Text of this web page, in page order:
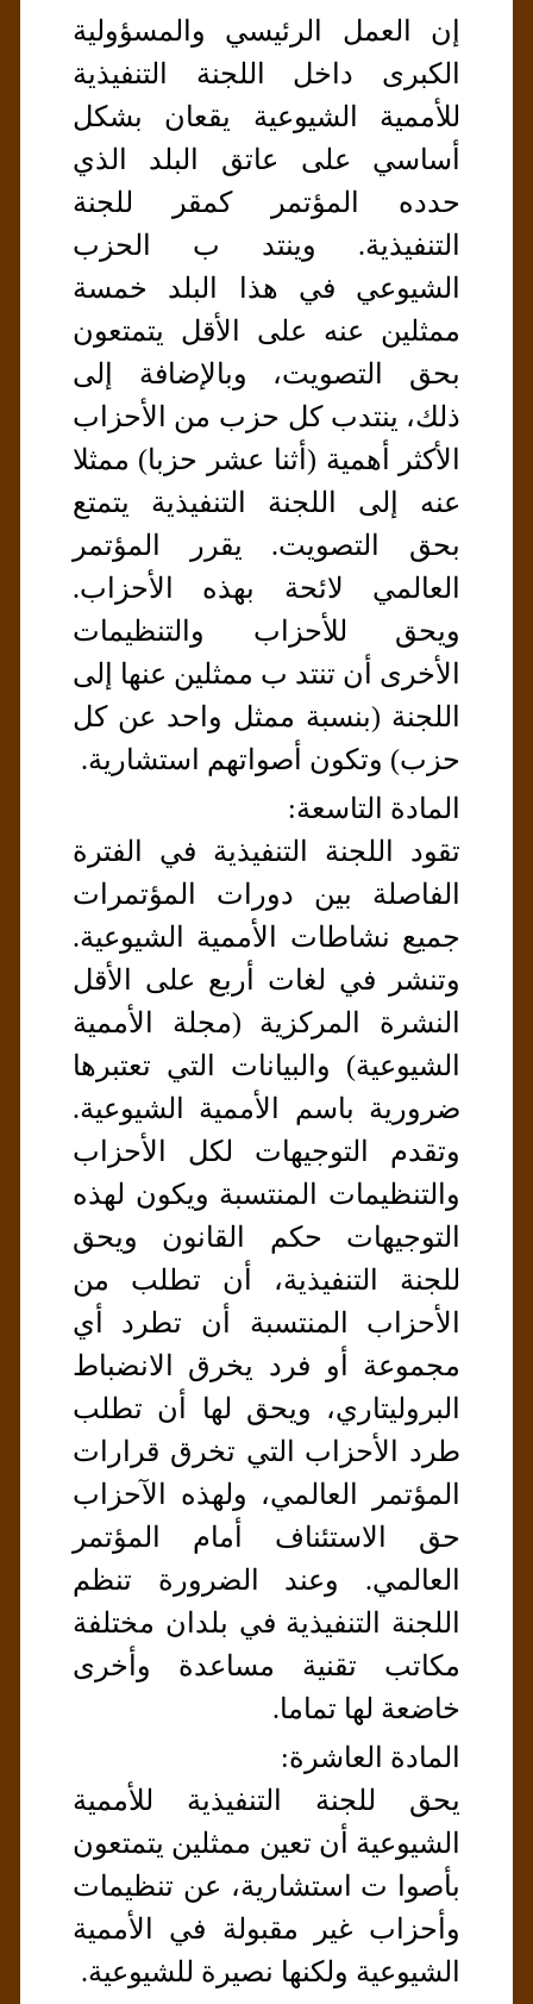
إن العمل الرئيسي والمسؤولية
الكبرى داخل اللجنة التنفيذية
للأممية الشيوعية يقعان بشكل
أساسي على عاتق البلد الذي
حدده المؤتمر كمقر للجنة
التنفيذية. وينتد ب الحزب
الشيوعي في هذا البلد خمسة
ممثلين عنه على الأقل يتمتعون
بحق التصويت، وبالإضافة إلى
ذلك، ينتدب كل حزب من الأحزاب
الأكثر أهمية (أثنا عشر حزبا) ممثلا
عنه إلى اللجنة التنفيذية يتمتع
بحق التصويت. يقرر المؤتمر
العالمي لائحة بهذه الأحزاب.
ويحق للأحزاب والتنظيمات
الأخرى أن تنتد ب ممثلين عنها إلى
اللجنة (بنسبة ممثل واحد عن كل
حزب) وتكون أصواتهم استشارية.
المادة التاسعة:
تقود اللجنة التنفيذية في الفترة
الفاصلة بين دورات المؤتمرات
جميع نشاطات الأممية الشيوعية.
وتنشر في لغات أربع على الأقل
النشرة المركزية (مجلة الأممية
الشيوعية) والبيانات التي تعتبرها
ضرورية باسم الأممية الشيوعية.
وتقدم التوجيهات لكل الأحزاب
والتنظيمات المنتسبة ويكون لهذه
التوجيهات حكم القانون ويحق
للجنة التنفيذية، أن تطلب من
الأحزاب المنتسبة أن تطرد أي
مجموعة أو فرد يخرق الانضباط
البروليتاري، ويحق لها أن تطلب
طرد الأحزاب التي تخرق قرارات
المؤتمر العالمي، ولهذه الآحزاب
حق الاستئناف أمام المؤتمر
العالمي. وعند الضرورة تنظم
اللجنة التنفيذية في بلدان مختلفة
مكاتب تقنية مساعدة وأخرى
خاضعة لها تماما.
المادة العاشرة:
يحق للجنة التنفيذية للأممية
الشيوعية أن تعين ممثلين يتمتعون
بأصوا ت استشارية، عن تنظيمات
وأحزاب غير مقبولة في الأممية
الشيوعية ولكنها نصيرة للشيوعية.